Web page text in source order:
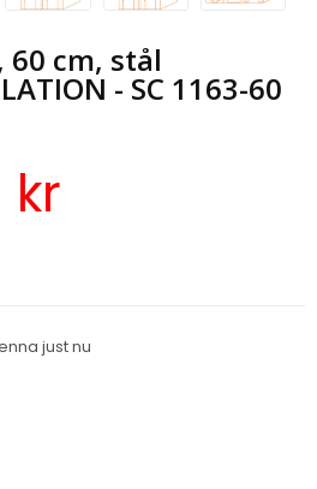
60 cm, stål
- SC 1163-60
kr
just nu